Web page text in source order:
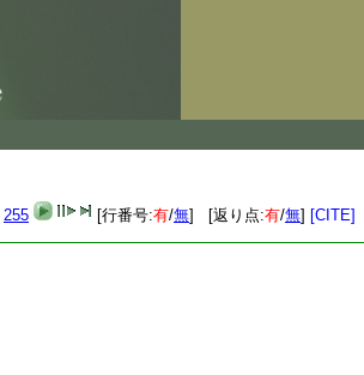
255 [行番号:有/無] [返り点:有/無] [CITE]